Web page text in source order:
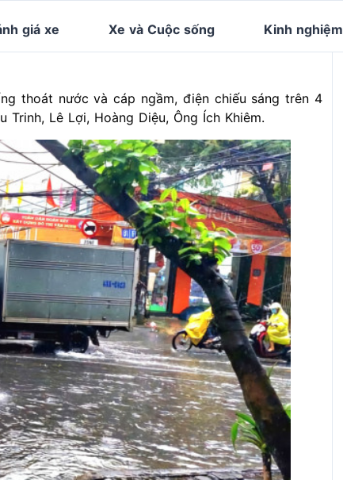
giá xe Xe và Cuộc sống Kinh nghiệm
thoát nước và cáp ngầm, điện chiếu sáng trên 4
Lê Lợi, Hoàng Diệu, Ông Ích Khiêm.